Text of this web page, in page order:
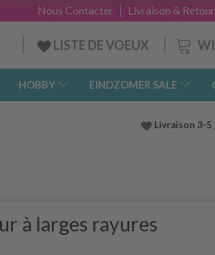
Livraison &
Nous Contacter
LISTE DE VOEUX
HOBBY EINDZOMER SALE
Livraison 3-5
à larges rayures